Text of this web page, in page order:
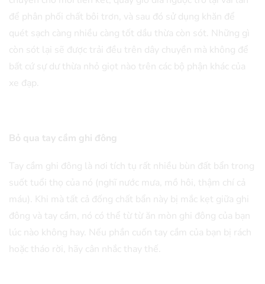
để phân phối chất bôi trơn, và sau đó sử dụng khăn để
quét sạch càng nhiều càng tốt dầu thừa còn sót. Những gì
còn sót lại sẽ được trải đều trên dây chuyền mà không để
bất cứ sự dư thừa nhỏ giọt nào trên các bộ phận khác của
xe đạp.
Bỏ qua tay cầm ghi đông
Tay cầm ghi đông là nơi tích tụ rất nhiều bùn đất bẩn trong
suốt tuổi thọ của nó (nghĩ nước mưa, mồ hôi, thậm chí cả
máu). Khi mà tất cả đống chất bẩn này bị mắc kẹt giữa ghi
đông và tay cầm, nó có thể từ từ ăn mòn ghi đông của bạn
lúc nào không hay. Nếu phần cuốn tay cầm của bạn bị rách
hoặc tháo rời, hãy cân nhắc thay thế.